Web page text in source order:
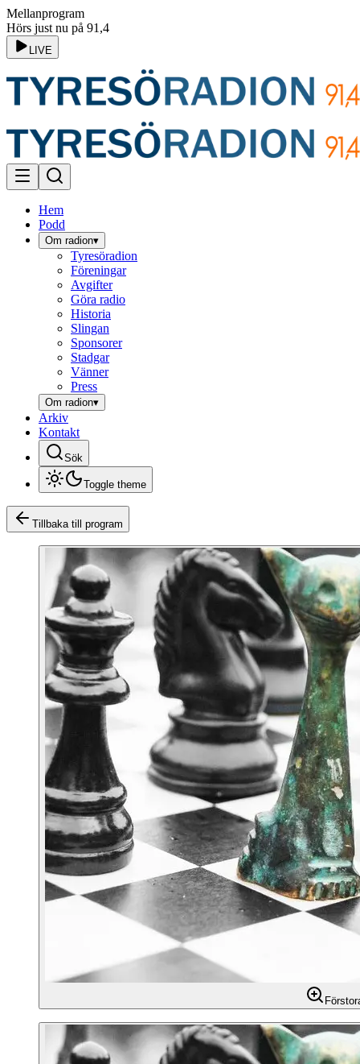
Mellanprogram
Hörs just nu på 91,4
LIVE
Hem
Podd
Om radion▾
Tyresöradion
Föreningar
Avgifter
Göra radio
Historia
Slingan
Sponsorer
Stadgar
Vänner
Press
Om radion▾
Arkiv
Kontakt
Sök
Toggle theme
Tillbaka till program